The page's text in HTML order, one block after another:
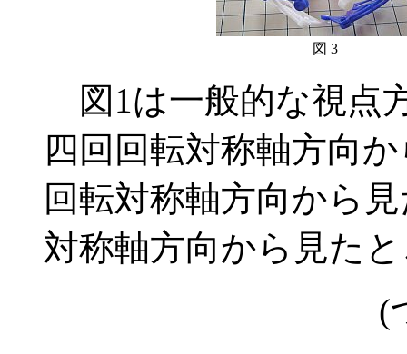
図 3
図1は一般的な視点
四回回転対称軸方向
回転対称軸方向から
対称軸方向から見た
(